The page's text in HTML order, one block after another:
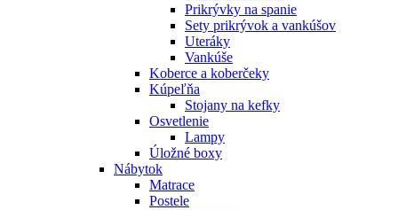
Prikrývky na spanie
Sety prikrývok a vankúšov
Uteráky
Vankúše
Koberce a koberčeky
Kúpeľňa
Stojany na kefky
Osvetlenie
Lampy
Úložné boxy
Nábytok
Matrace
Postele